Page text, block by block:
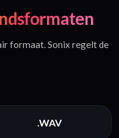
formaat. Sonix regelt de
.WAV